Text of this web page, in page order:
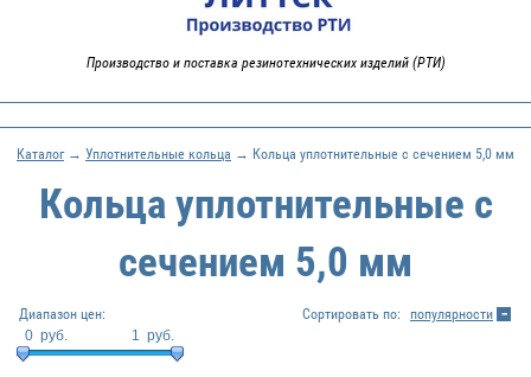
Производство и поставка резинотехнических изделий (РТИ)
Каталог→ Уплотнительные кольца → Кольца уплотнительные с сечением 5,0 мм
Кольца уплотнительные с
сечением 5,0 мм
Диапазон цен:
0 руб. 1 руб.
Сортировать по: популярности